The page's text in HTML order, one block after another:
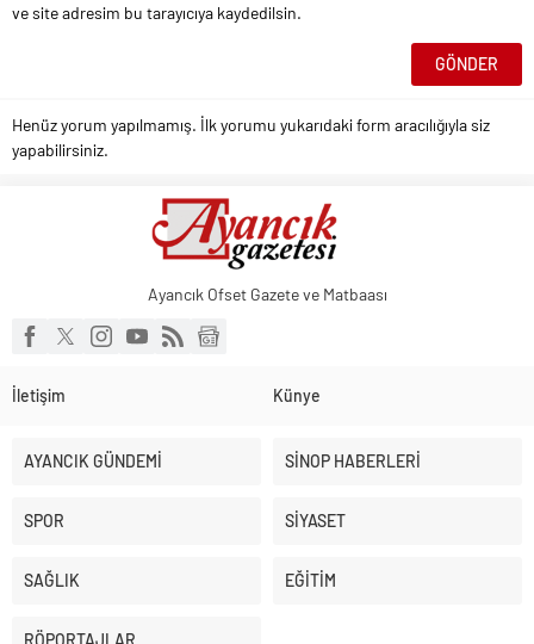
ve site adresim bu tarayıcıya kaydedilsin.
Henüz yorum yapılmamış. İlk yorumu yukarıdaki form aracılığıyla siz
yapabilirsiniz.
Ayancık Ofset Gazete ve Matbaası
İletişim Künye
AYANCIK GÜNDEMİ SİNOP HABERLERİ
SPOR SİYASET
SAĞLIK EĞİTİM
RÖPORTAJLAR